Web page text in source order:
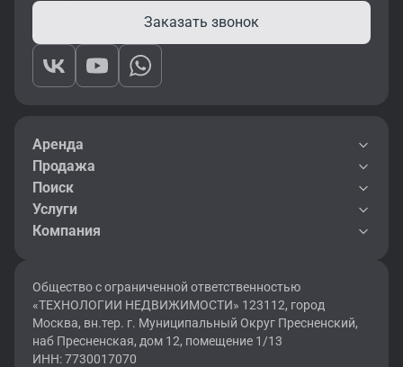
Заказать звонок
Аренда
Продажа
Поиск
Услуги
Компания
Общество с ограниченной ответственностью
«ТЕХНОЛОГИИ НЕДВИЖИМОСТИ» 123112, город
Москва, вн.тер. г. Муниципальный Округ Пресненский,
наб Пресненская, дом 12, помещение 1/13
ИНН: 7730017070